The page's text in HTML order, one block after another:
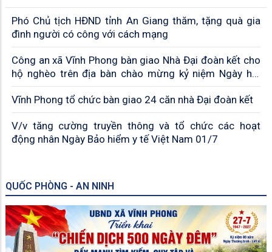
Phó Chủ tịch HĐND tỉnh An Giang thăm, tặng quà gia
đình người có công với cách mạng
Công an xã Vĩnh Phong bàn giao Nhà Đại đoàn kết cho
hộ nghèo trên địa bàn chào mừng kỷ niệm Ngày hội
toàn dân bảo vệ an ninh Tổ quốc
Vĩnh Phong tổ chức bàn giao 24 căn nhà Đại đoàn kết
V/v tăng cường truyền thông và tổ chức các hoạt
động nhân Ngày Bảo hiểm y tế Việt Nam 01/7
QUỐC PHÒNG - AN NINH